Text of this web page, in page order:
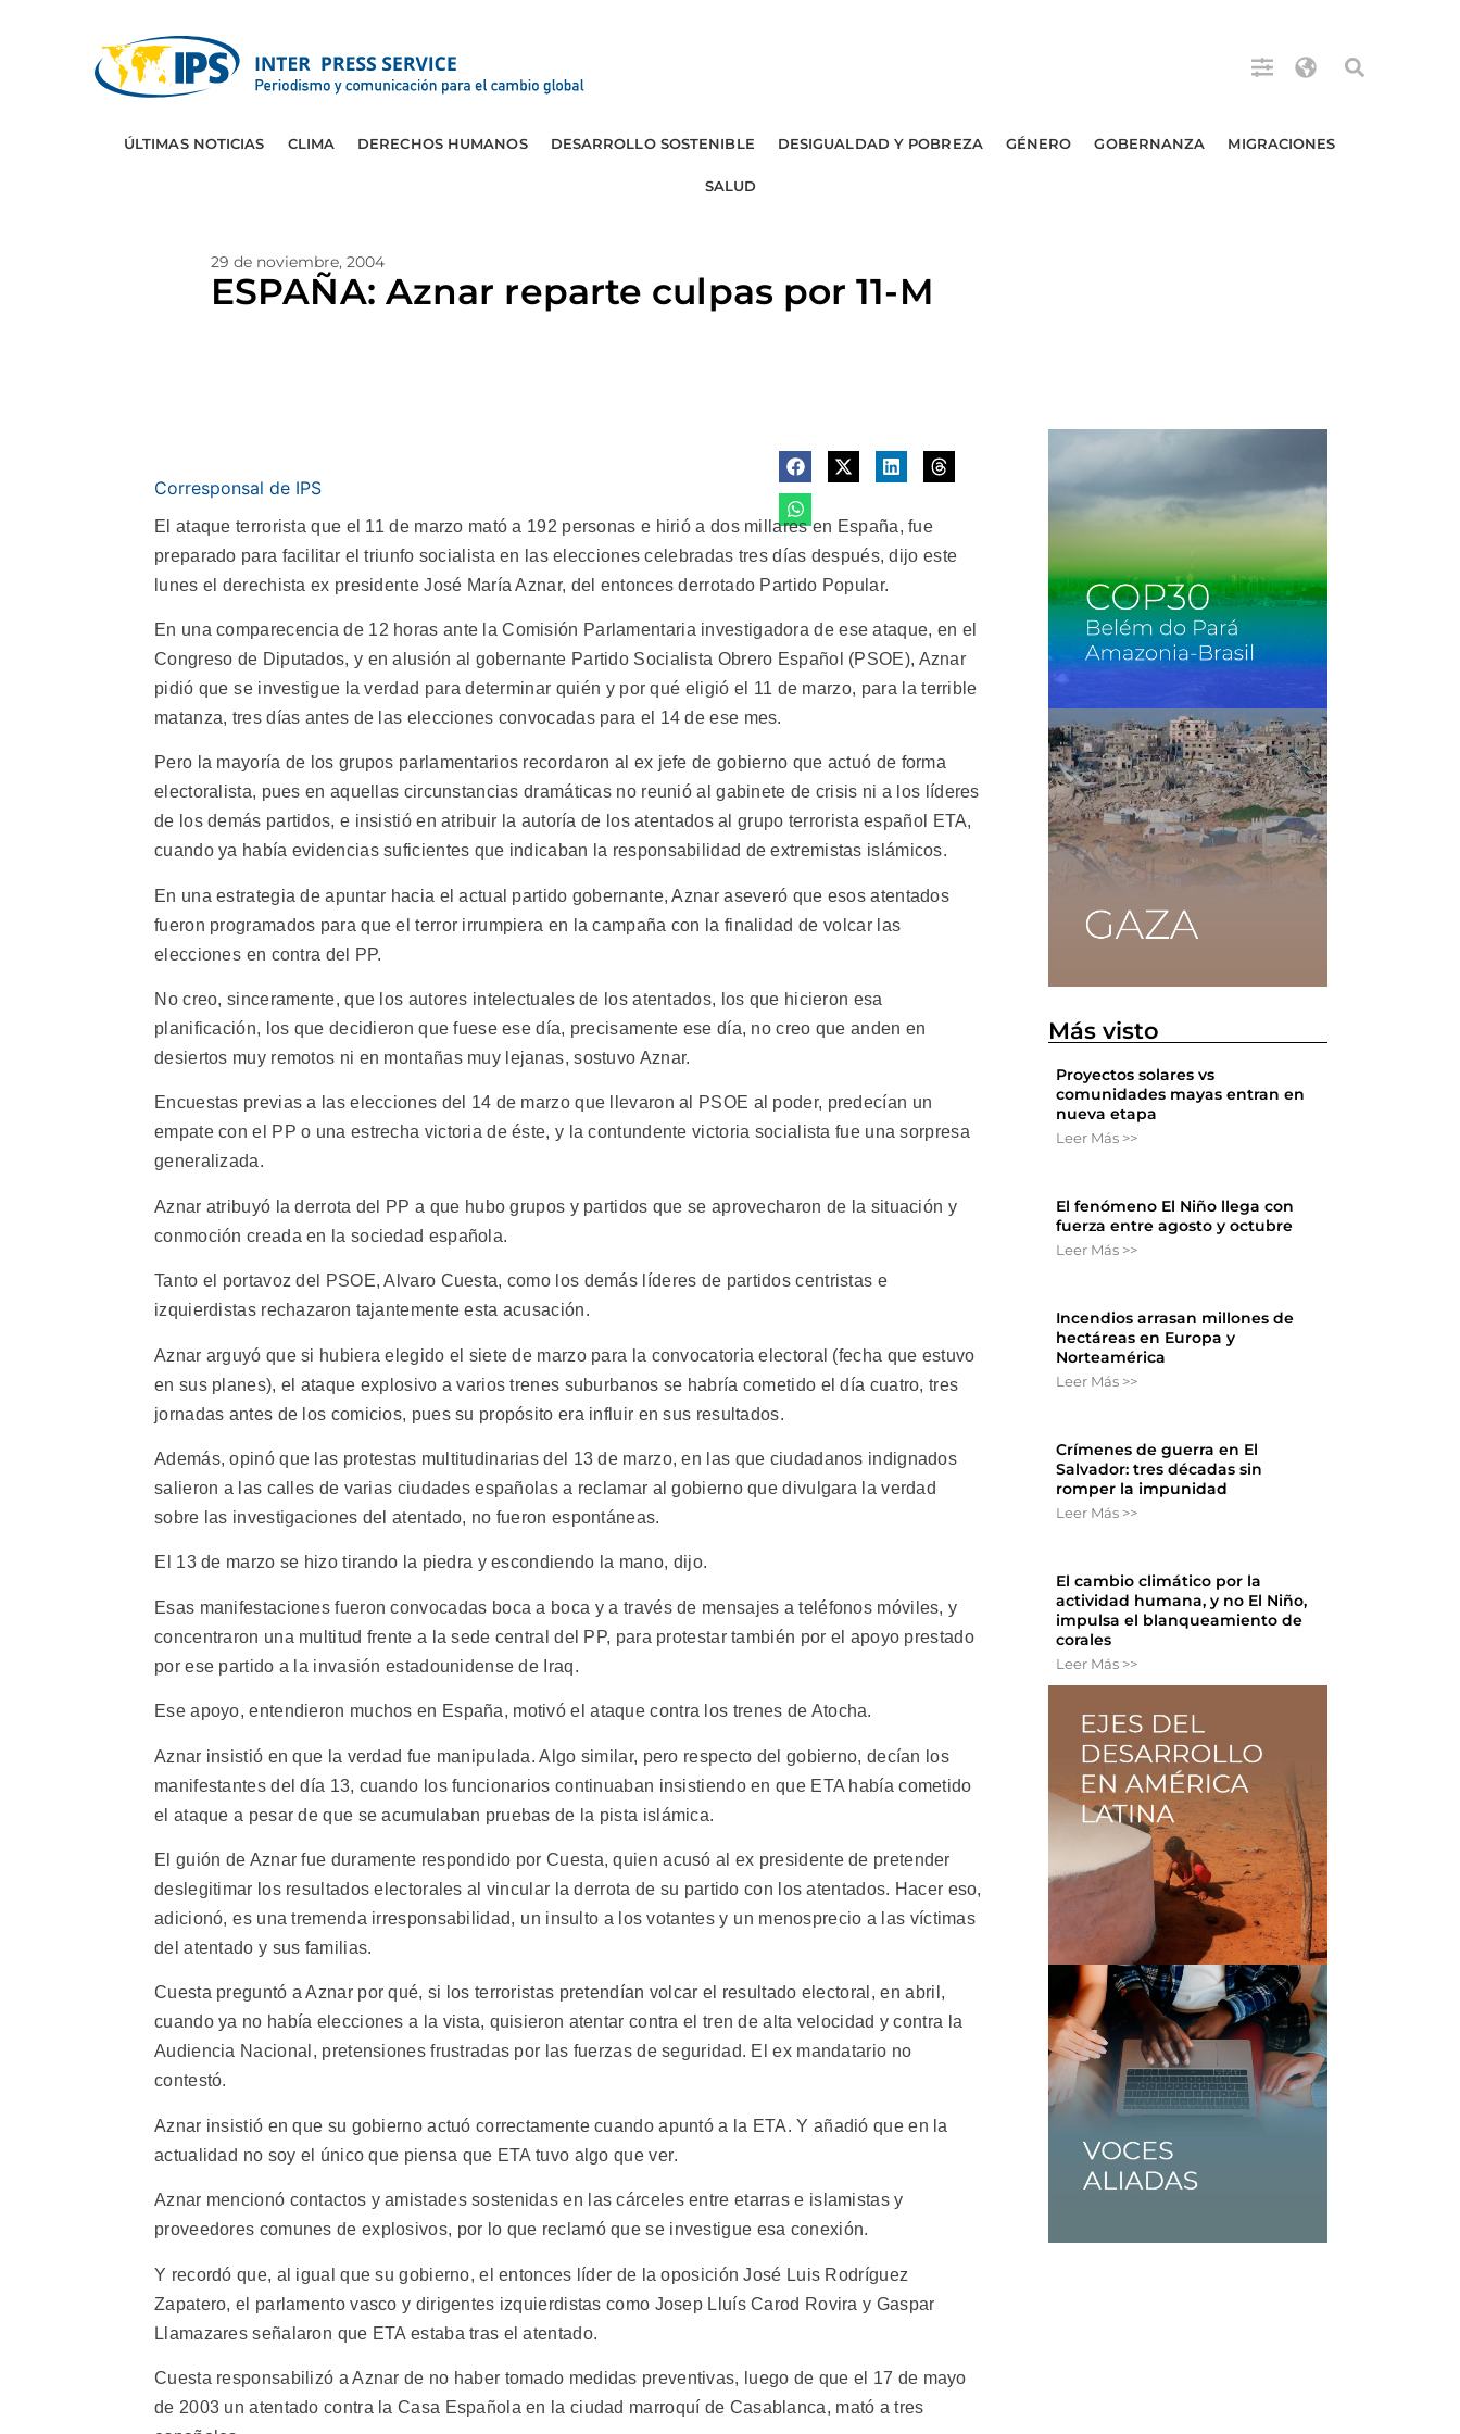
ÚLTIMAS NOTICIAS CLIMA DERECHOS HUMANOS DESARROLLO SOSTENIBLE DESIGUALDAD Y POBREZA GÉNERO GOBERNANZA MIGRACIONES
SALUD
29 de noviembre, 2004
ESPAÑA: Aznar reparte culpas por 11-M
Corresponsal de IPS
El ataque terrorista que el 11 de marzo mató a 192 personas e hirió a dos millares en España, fue
preparado para facilitar el triunfo socialista en las elecciones celebradas tres días después, dijo este
lunes el derechista ex presidente José María Aznar, del entonces derrotado Partido Popular.
En una comparecencia de 12 horas ante la Comisión Parlamentaria investigadora de ese ataque, en el
Congreso de Diputados, y en alusión al gobernante Partido Socialista Obrero Español (PSOE), Aznar
pidió que se investigue la verdad para determinar quién y por qué eligió el 11 de marzo, para la terrible
matanza, tres días antes de las elecciones convocadas para el 14 de ese mes.
Pero la mayoría de los grupos parlamentarios recordaron al ex jefe de gobierno que actuó de forma
electoralista, pues en aquellas circunstancias dramáticas no reunió al gabinete de crisis ni a los líderes
de los demás partidos, e insistió en atribuir la autoría de los atentados al grupo terrorista español ETA,
cuando ya había evidencias suficientes que indicaban la responsabilidad de extremistas islámicos.
En una estrategia de apuntar hacia el actual partido gobernante, Aznar aseveró que esos atentados
fueron programados para que el terror irrumpiera en la campaña con la finalidad de volcar las
elecciones en contra del PP.
No creo, sinceramente, que los autores intelectuales de los atentados, los que hicieron esa
planificación, los que decidieron que fuese ese día, precisamente ese día, no creo que anden en
desiertos muy remotos ni en montañas muy lejanas, sostuvo Aznar.
Encuestas previas a las elecciones del 14 de marzo que llevaron al PSOE al poder, predecían un
empate con el PP o una estrecha victoria de éste, y la contundente victoria socialista fue una sorpresa
generalizada.
Aznar atribuyó la derrota del PP a que hubo grupos y partidos que se aprovecharon de la situación y
conmoción creada en la sociedad española.
Tanto el portavoz del PSOE, Alvaro Cuesta, como los demás líderes de partidos centristas e
izquierdistas rechazaron tajantemente esta acusación.
Aznar arguyó que si hubiera elegido el siete de marzo para la convocatoria electoral (fecha que estuvo
en sus planes), el ataque explosivo a varios trenes suburbanos se habría cometido el día cuatro, tres
jornadas antes de los comicios, pues su propósito era influir en sus resultados.
Además, opinó que las protestas multitudinarias del 13 de marzo, en las que ciudadanos indignados
salieron a las calles de varias ciudades españolas a reclamar al gobierno que divulgara la verdad
sobre las investigaciones del atentado, no fueron espontáneas.
El 13 de marzo se hizo tirando la piedra y escondiendo la mano, dijo.
Esas manifestaciones fueron convocadas boca a boca y a través de mensajes a teléfonos móviles, y
concentraron una multitud frente a la sede central del PP, para protestar también por el apoyo prestado
por ese partido a la invasión estadounidense de Iraq.
Ese apoyo, entendieron muchos en España, motivó el ataque contra los trenes de Atocha.
Aznar insistió en que la verdad fue manipulada. Algo similar, pero respecto del gobierno, decían los
manifestantes del día 13, cuando los funcionarios continuaban insistiendo en que ETA había cometido
el ataque a pesar de que se acumulaban pruebas de la pista islámica.
El guión de Aznar fue duramente respondido por Cuesta, quien acusó al ex presidente de pretender
deslegitimar los resultados electorales al vincular la derrota de su partido con los atentados. Hacer eso,
adicionó, es una tremenda irresponsabilidad, un insulto a los votantes y un menosprecio a las víctimas
del atentado y sus familias.
Cuesta preguntó a Aznar por qué, si los terroristas pretendían volcar el resultado electoral, en abril,
cuando ya no había elecciones a la vista, quisieron atentar contra el tren de alta velocidad y contra la
Audiencia Nacional, pretensiones frustradas por las fuerzas de seguridad. El ex mandatario no
contestó.
Aznar insistió en que su gobierno actuó correctamente cuando apuntó a la ETA. Y añadió que en la
actualidad no soy el único que piensa que ETA tuvo algo que ver.
Aznar mencionó contactos y amistades sostenidas en las cárceles entre etarras e islamistas y
proveedores comunes de explosivos, por lo que reclamó que se investigue esa conexión.
Y recordó que, al igual que su gobierno, el entonces líder de la oposición José Luis Rodríguez
Zapatero, el parlamento vasco y dirigentes izquierdistas como Josep Lluís Carod Rovira y Gaspar
Llamazares señalaron que ETA estaba tras el atentado.
Cuesta responsabilizó a Aznar de no haber tomado medidas preventivas, luego de que el 17 de mayo
de 2003 un atentado contra la Casa Española en la ciudad marroquí de Casablanca, mató a tres
Más visto
Proyectos solares vs
comunidades mayas entran en
nueva etapa
Leer Más >>
El fenómeno El Niño llega con
fuerza entre agosto y octubre
Leer Más >>
Incendios arrasan millones de
hectáreas en Europa y
Norteamérica
Leer Más >>
Crímenes de guerra en El
Salvador: tres décadas sin
romper la impunidad
Leer Más >>
El cambio climático por la
actividad humana, y no El Niño,
impulsa el blanqueamiento de
corales
Leer Más >>